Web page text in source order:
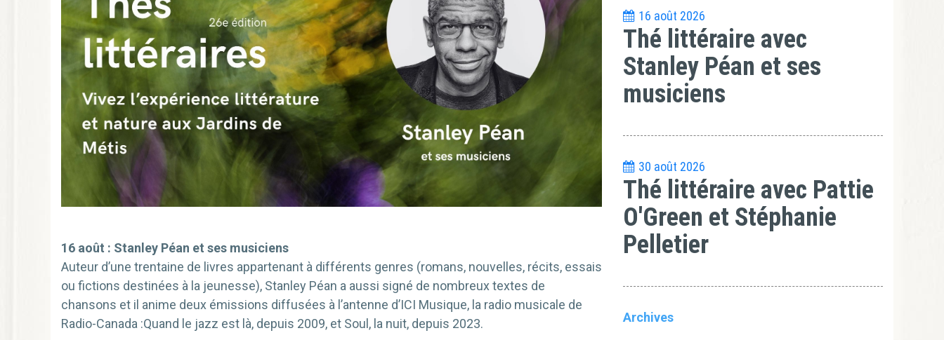
16 août : Stanley Péan et ses musiciens
Auteur d’une trentaine de livres appartenant à différents genres (romans, nouvelles, récits, essais
ou fictions destinées à la jeunesse), Stanley Péan a aussi signé de nombreux textes de
chansons et il anime deux émissions diffusées à l’antenne d’ICI Musique, la radio musicale de
Radio-Canada :Quand le jazz est là, depuis 2009, et Soul, la nuit, depuis 2023.
16 août 2026
Thé littéraire avec
Stanley Péan et ses
musiciens
30 août 2026
Thé littéraire avec Pattie
O'Green et Stéphanie
Pelletier
Archives